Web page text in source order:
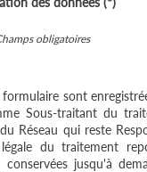
obligatoires
sont
Sous-traitant du
Réseau qui reste
légale du traitement
jusqu'à